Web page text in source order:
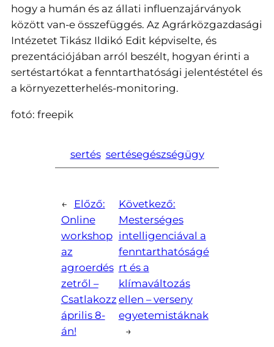
hogy a humán és az állati influenzajárványok
között van-e összefüggés. Az Agrárközgazdasági
Intézetet Tikász Ildikó Edit képviselte, és
prezentációjában arról beszélt, hogyan érinti a
sertéstartókat a fenntarthatósági jelentéstétel és
a környezetterhelés-monitoring.
fotó: freepik
sertés sertésegészségügy
←
Előző:
Online
workshop
az
agroerdés
zetről –
Csatlakozz
április 8-
án!
Következő:
Mesterséges
intelligenciával a
fenntarthatóságé
rt és a
klímaváltozás
ellen – verseny
egyetemistáknak
→